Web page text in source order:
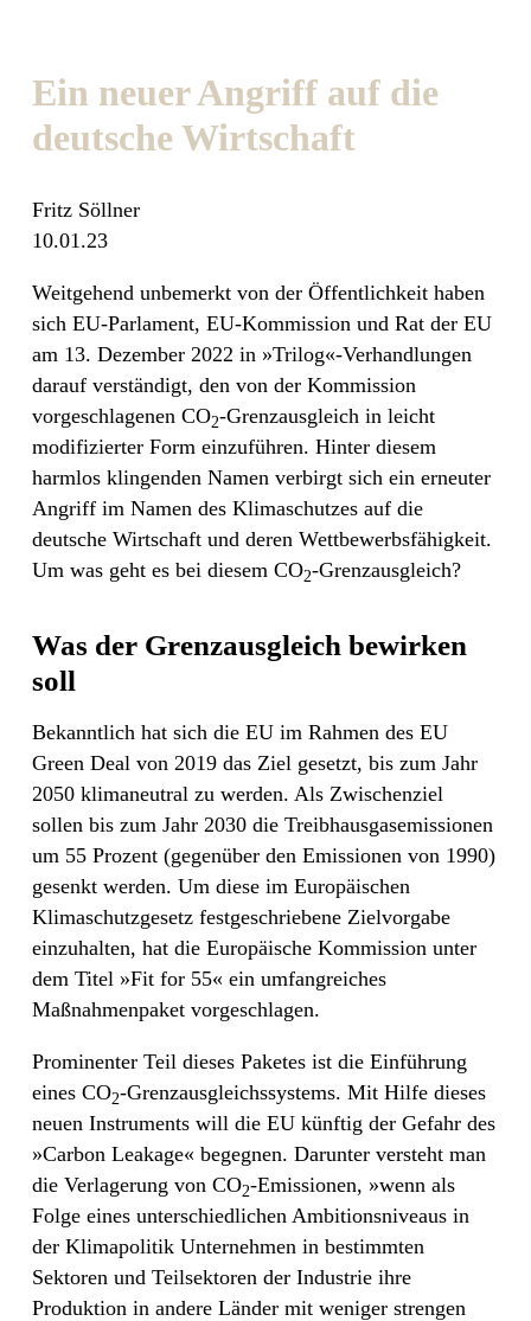
Ein neuer Angriff auf die
deutsche Wirtschaft
Fritz Söllner
10.01.23
Weitgehend unbemerkt von der Öffentlichkeit haben
sich EU-Parlament, EU-Kommission und Rat der EU
am 13. Dezember 2022 in »Trilog«-Verhandlungen
darauf verständigt, den von der Kommission
vorgeschlagenen CO2-Grenzausgleich in leicht
modifizierter Form einzuführen. Hinter diesem
harmlos klingenden Namen verbirgt sich ein erneuter
Angriff im Namen des Klimaschutzes auf die
deutsche Wirtschaft und deren Wettbewerbsfähigkeit.
Um was geht es bei diesem CO2-Grenzausgleich?
Was der Grenzausgleich bewirken
soll
Bekanntlich hat sich die EU im Rahmen des EU
Green Deal von 2019 das Ziel gesetzt, bis zum Jahr
2050 klimaneutral zu werden. Als Zwischenziel
sollen bis zum Jahr 2030 die Treibhausgasemissionen
um 55 Prozent (gegenüber den Emissionen von 1990)
gesenkt werden. Um diese im Europäischen
Klimaschutzgesetz festgeschriebene Zielvorgabe
einzuhalten, hat die Europäische Kommission unter
dem Titel »Fit for 55« ein umfangreiches
Maßnahmenpaket vorgeschlagen.
Prominenter Teil dieses Paketes ist die Einführung
eines CO2-Grenzausgleichssystems. Mit Hilfe dieses
neuen Instruments will die EU künftig der Gefahr des
»Carbon Leakage« begegnen. Darunter versteht man
die Verlagerung von CO2-Emissionen, »wenn als
Folge eines unterschiedlichen Ambitionsniveaus in
der Klimapolitik Unternehmen in bestimmten
Sektoren und Teilsektoren der Industrie ihre
Produktion in andere Länder mit weniger strengen